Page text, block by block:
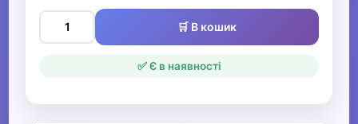
🛒 В кошик
✅ Є в наявності